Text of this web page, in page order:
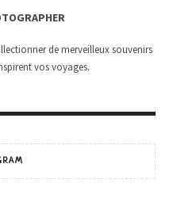
de merveilleux souvenirs
vos voyages.